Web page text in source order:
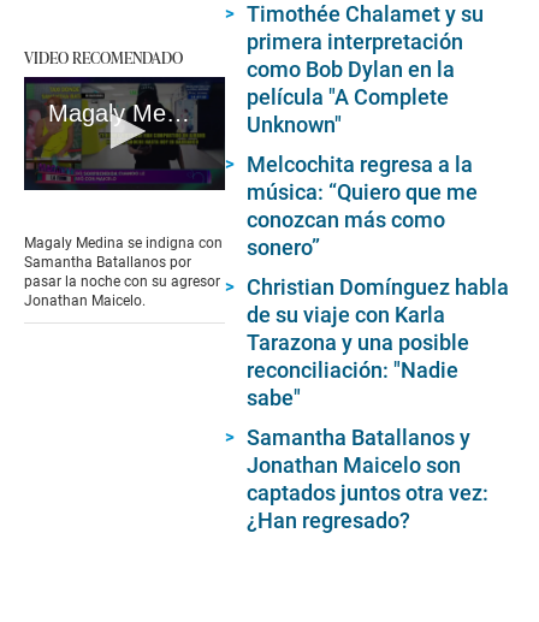
VIDEO RECOMENDADO
Magaly Medina se indigna con Samantha Batallanos por pasar la noche con su agresor Jonathan Maicelo.
of
5
minutes,
19
Magaly Medina se indigna con
Samantha Batallanos por
pasar la noche con su agresor
Jonathan Maicelo.
Timothée Chalamet y su
primera interpretación
como Bob Dylan en la
película "A Complete
Unknown"
Melcochita regresa a la
música: “Quiero que me
conozcan más como
sonero”
Christian Domínguez habla
de su viaje con Karla
Tarazona y una posible
reconciliación: "Nadie
sabe"
Samantha Batallanos y
Jonathan Maicelo son
captados juntos otra vez:
¿Han regresado?